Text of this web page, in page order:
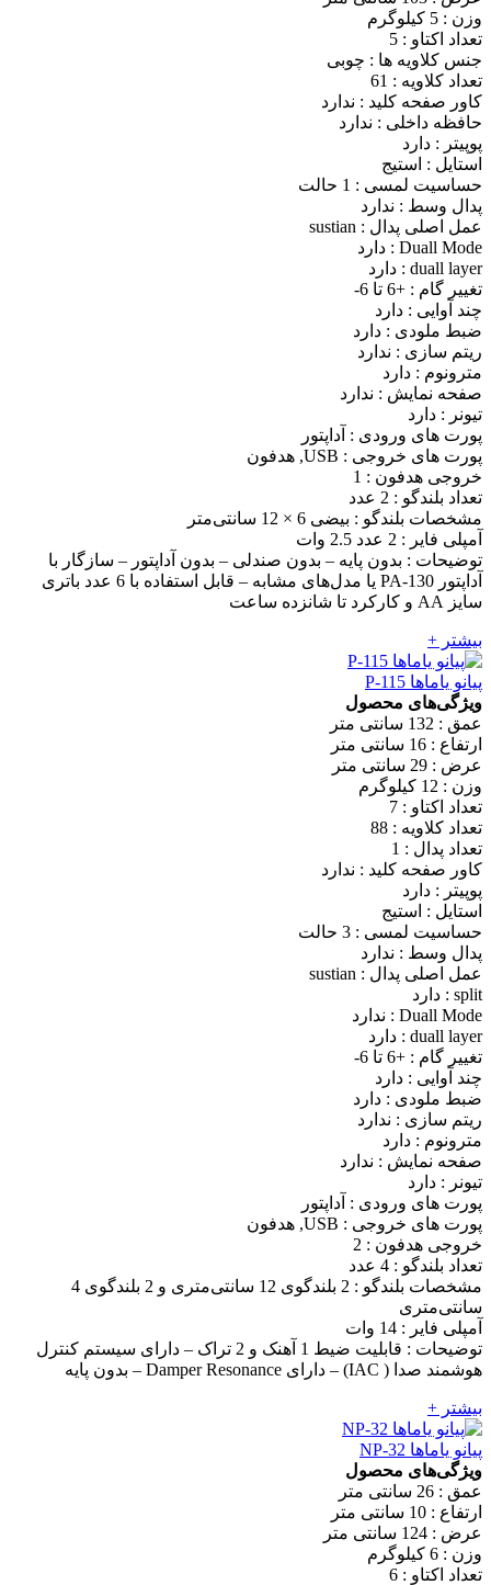
وزن : 5 کیلوگرم
تعداد اکتاو : 5
جنس کلاویه ها : چوبی
تعداد کلاویه : 61
کاور صفحه کلید : ندارد
حافظه داخلی : ندارد
پوپیتر : دارد
استایل : استیج
حساسیت لمسی : 1 حالت
پدال وسط : ندارد
عمل اصلی پدال : sustian
Duall Mode : دارد
duall layer : دارد
تغییر گام : +6 تا 6-
چند آوایی : دارد
ضبط ملودی : دارد
ریتم سازی : ندارد
مترونوم : دارد
صفحه نمایش : ندارد
تیونر : دارد
پورت های ورودی : آداپتور
پورت های خروجی : USB, هدفون
خروجی هدفون : 1
تعداد بلندگو : 2 عدد
مشخصات بلندگو : بیضی 6 × 12 سانتی‌متر
آمپلی فایر : 2 عدد 2.5 وات
توضیحات : بدون پایه – بدون صندلی – بدون آداپتور – سازگار با
آداپتور PA-130 یا مدل‌های مشابه – قابل استفاده با 6 عدد باتری
سایز AA و کارکرد تا شانزده ساعت
بیشتر +
پیانو یاماها P-115
ویژگی‌های محصول
عمق : 132 سانتی متر
ارتفاع : 16 سانتی متر
عرض : 29 سانتی متر
وزن : 12 کیلوگرم
تعداد اکتاو : 7
تعداد کلاویه : 88
تعداد پدال : 1
کاور صفحه کلید : ندارد
پوپیتر : دارد
استایل : استیج
حساسیت لمسی : 3 حالت
پدال وسط : ندارد
عمل اصلی پدال : sustian
split : دارد
Duall Mode : ندارد
duall layer : دارد
تغییر گام : +6 تا 6-
چند آوایی : دارد
ضبط ملودی : دارد
ریتم سازی : ندارد
مترونوم : دارد
صفحه نمایش : ندارد
تیونر : دارد
پورت های ورودی : آداپتور
پورت های خروجی : USB, هدفون
خروجی هدفون : 2
تعداد بلندگو : 4 عدد
مشخصات بلندگو : 2 بلندگوی 12 سانتی‌متری و 2 بلندگوی 4
سانتی‌متری
آمپلی فایر : 14 وات
توضیحات : قابلیت ضیط 1 آهنک و 2 تراک – دارای سیستم کنترل
هوشمند صدا ( IAC) – دارای Damper Resonance – بدون پایه
بیشتر +
پیانو یاماها NP-32
ویژگی‌های محصول
عمق : 26 سانتی متر
ارتفاع : 10 سانتی متر
عرض : 124 سانتی متر
وزن : 6 کیلوگرم
تعداد اکتاو : 6